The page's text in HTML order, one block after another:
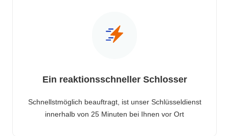
Ein reaktionsschneller Schlosser
Schnellstmöglich beauftragt, ist unser Schlüsseldienst
innerhalb von 25 Minuten bei Ihnen vor Ort